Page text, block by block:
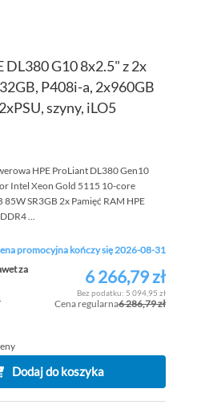
DL380 G10 8x2.5" z 2x
P408i-a, 2x960GB
szyny, iLO5
HPE ProLiant DL380 Gen10
Intel Xeon Gold 5115 10-core
SR3GB 2x Pamięć RAM HPE
...
za
promocyjna kończy się 2026-08-31
promocyjna
6 266,79 zł
5 094,95 zł
Cena regularna6 286,79 zł
Dodaj do koszyka